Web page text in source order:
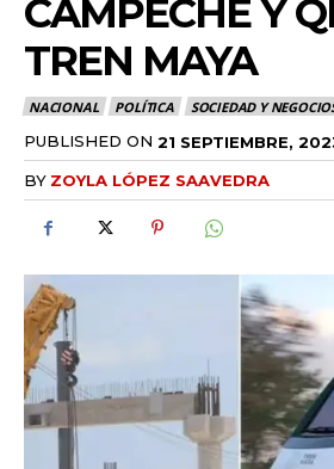
CAMPECHE Y
TREN MAYA
NACIONAL POLÍTICA SOCIEDAD Y
PUBLISHED ON 21 SEPTIEMBRE,
BY ZOYLA LÓPEZ SAAVEDRA